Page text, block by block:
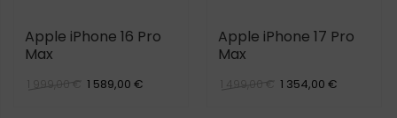
Apple iPhone 16 Pro
Max
1 999,00 € 1 589,00 €
Apple iPhone 17 Pro
Max
1 499,00 € 1 354,00 €